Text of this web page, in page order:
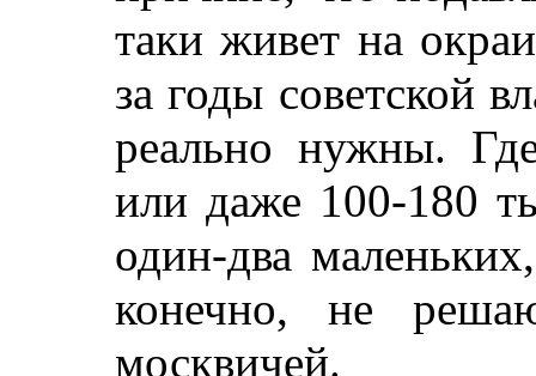
таки живет на
за годы советской
реально нужны.
или даже 100-180
один-два
конечно, не
москвичей.